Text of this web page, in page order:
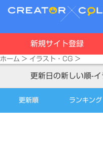
新規サイト登録
ホーム > イラスト・CG >
更新日の新しい順-
更新順 ランキング